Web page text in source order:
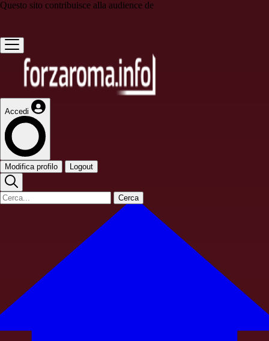
Questo sito contribuisce alla audience de
Accedi
Modifica profilo Logout
Cerca